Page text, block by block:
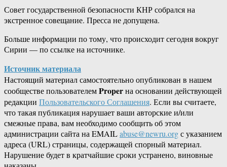
Совет государственной безопасности КНР собрался на
экстренное совещание. Пресса не допущена.
Больше информации по тому, что происходит сегодня вокруг
Сирии — по ссылке на источнике.
Источник материала
Настоящий материал самостоятельно опубликован в нашем
сообществе пользователемProperна основании действующей
редакции Пользовательского Соглашения. Если вы считаете,
что такая публикация нарушает ваши авторские и/или
смежные права, вам необходимо сообщить об этом
администрации сайта на EMAILabuse@newru.orgс указанием
адреса (URL) страницы, содержащей спорный материал.
Нарушение будет в кратчайшие сроки устранено, виновные